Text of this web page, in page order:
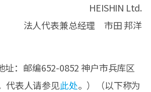
HEISHIN Ltd.
法人代表兼总经理 市田 邦洋
址：邮编652-0852 神户市兵库区
代表人请参见此处。）（以下称为